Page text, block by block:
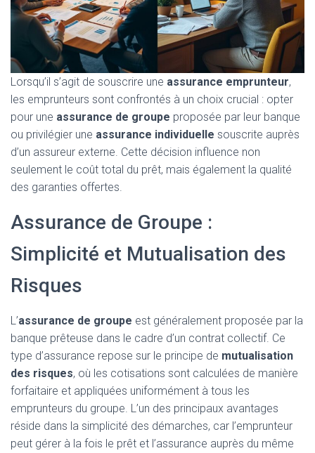
Lorsqu’il s’agit de souscrire une assurance emprunteur,
les emprunteurs sont confrontés à un choix crucial : opter
pour une assurance de groupe proposée par leur banque
ou privilégier une assurance individuelle souscrite auprès
d’un assureur externe. Cette décision influence non
seulement le coût total du prêt, mais également la qualité
des garanties offertes.
Assurance de Groupe :
Simplicité et Mutualisation des
Risques
L’assurance de groupe est généralement proposée par la
banque prêteuse dans le cadre d’un contrat collectif. Ce
type d’assurance repose sur le principe de mutualisation
des risques, où les cotisations sont calculées de manière
forfaitaire et appliquées uniformément à tous les
emprunteurs du groupe. L’un des principaux avantages
réside dans la simplicité des démarches, car l’emprunteur
peut gérer à la fois le prêt et l’assurance auprès du même